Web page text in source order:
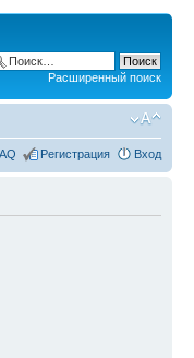
Расширенный поиск
Регистрация Вход